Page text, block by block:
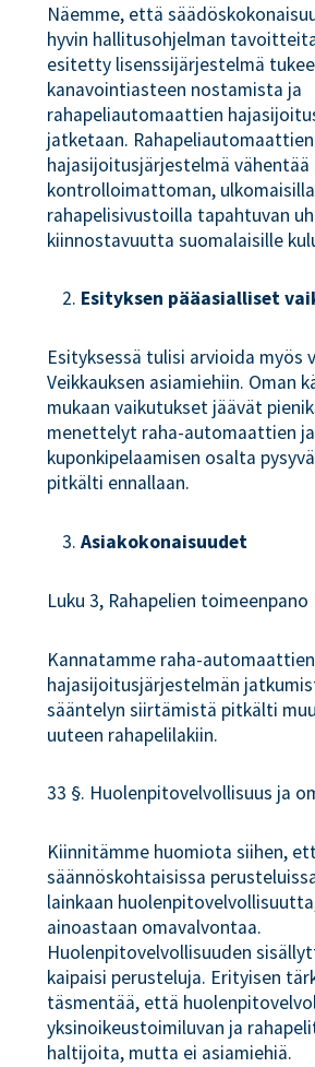
Näemme, että
hyvin hallitusohjelman
esitetty lisenssijärjestelmä tukee
kanavointiasteen nostamista ja
rahapeliautomaattien
jatketaan. Rahapeliautomaattien
hajasijoitusjärjestelmä vähentää
kontrolloimattoman, ulkomaisilla
rahapelisivustoilla tapahtuvan
kiinnostavuutta suomalaisille
Esityksen pääasialliset
Esityksessä tulisi arvioida myös
Veikkauksen asiamiehiin. Oman
mukaan vaikutukset jäävät
menettelyt raha-automaattien ja
kuponkipelaamisen osalta
pitkälti ennallaan.
Asiakokonaisuudet
Luku 3, Rahapelien toimeenpano
Kannatamme raha-automaattien
hajasijoitusjärjestelmän
sääntelyn siirtämistä pitkälti
uuteen rahapelilakiin.
33 §. Huolenpitovelvollisuus ja
Kiinnitämme huomiota siihen,
säännöskohtaisissa
lainkaan
ainoastaan omavalvontaa.
Huolenpitovelvollisuuden
kaipaisi perusteluja. Erityisen
täsmentää, että
yksinoikeustoimiluvan ja
haltijoita, mutta ei asiamiehiä.